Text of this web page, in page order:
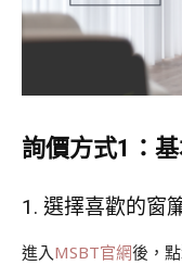
詢價方式1：
1. 選擇喜歡的窗
進入MSBT官網後，